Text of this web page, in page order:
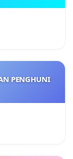
PENGHUNI